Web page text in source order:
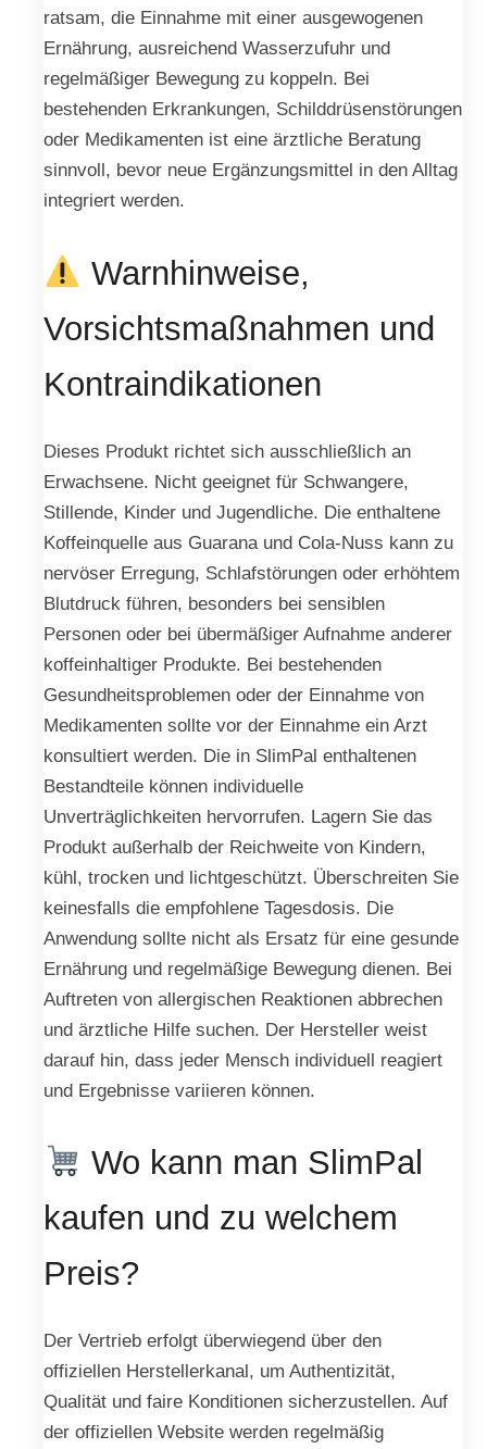
ratsam, die Einnahme mit einer ausgewogenen
Ernährung, ausreichend Wasserzufuhr und
regelmäßiger Bewegung zu koppeln. Bei
bestehenden Erkrankungen, Schilddrüsenstörungen
oder Medikamenten ist eine ärztliche Beratung
sinnvoll, bevor neue Ergänzungsmittel in den Alltag
integriert werden.
Warnhinweise,
Vorsichtsmaßnahmen und
Kontraindikationen
Dieses Produkt richtet sich ausschließlich an
Erwachsene. Nicht geeignet für Schwangere,
Stillende, Kinder und Jugendliche. Die enthaltene
Koffeinquelle aus Guarana und Cola-Nuss kann zu
nervöser Erregung, Schlafstörungen oder erhöhtem
Blutdruck führen, besonders bei sensiblen
Personen oder bei übermäßiger Aufnahme anderer
koffeinhaltiger Produkte. Bei bestehenden
Gesundheitsproblemen oder der Einnahme von
Medikamenten sollte vor der Einnahme ein Arzt
konsultiert werden. Die in SlimPal enthaltenen
Bestandteile können individuelle
Unverträglichkeiten hervorrufen. Lagern Sie das
Produkt außerhalb der Reichweite von Kindern,
kühl, trocken und lichtgeschützt. Überschreiten Sie
keinesfalls die empfohlene Tagesdosis. Die
Anwendung sollte nicht als Ersatz für eine gesunde
Ernährung und regelmäßige Bewegung dienen. Bei
Auftreten von allergischen Reaktionen abbrechen
und ärztliche Hilfe suchen. Der Hersteller weist
darauf hin, dass jeder Mensch individuell reagiert
und Ergebnisse variieren können.
Wo kann man SlimPal
kaufen und zu welchem
Preis?
Der Vertrieb erfolgt überwiegend über den
offiziellen Herstellerkanal, um Authentizität,
Qualität und faire Konditionen sicherzustellen. Auf
der offiziellen Website werden regelmäßig